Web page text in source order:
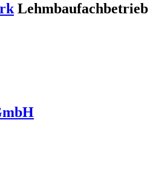
Lehmbaufachbetrieb